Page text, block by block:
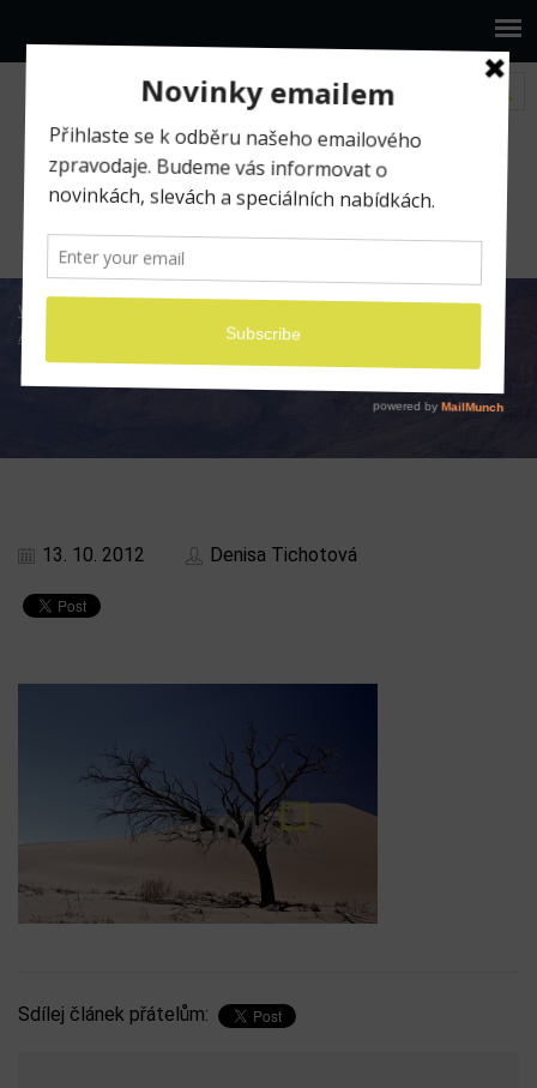
www.ilumio.cz
Fotografické expedice
Africké Safari 2013
afrika-120
afrika-120
13. 10. 2012 Denisa Tichotová
Sdílej článek přátelům: